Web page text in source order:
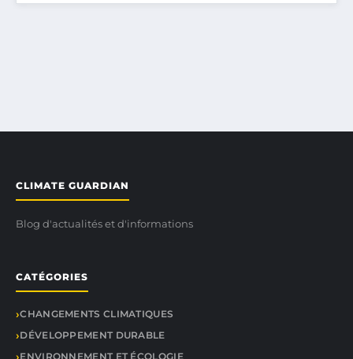
CLIMATE GUARDIAN
Blog d'actualités et d'informations
CATÉGORIES
CHANGEMENTS CLIMATIQUES
DÉVELOPPEMENT DURABLE
ENVIRONNEMENT ET ÉCOLOGIE